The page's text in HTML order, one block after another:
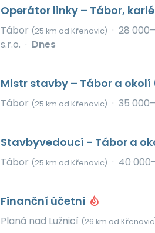
Operátor linky – Tábor,
Tábor (25 km od Křenovic) · 28
s.r.o. · Dnes
Mistr stavby – Tábor a
Tábor (25 km od Křenovic) · 35
Stavbyvedoucí - Tábor a
Tábor (25 km od Křenovic) · 40
Finanční účetní
Planá nad Lužnicí (26 km od